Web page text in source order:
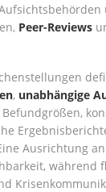
Peer-Reviews
, unabhängige
Ausrichtung
während